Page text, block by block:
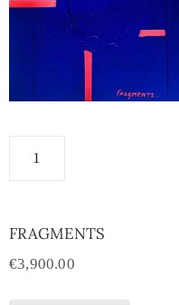
FRAGMENTS
€3,900.00